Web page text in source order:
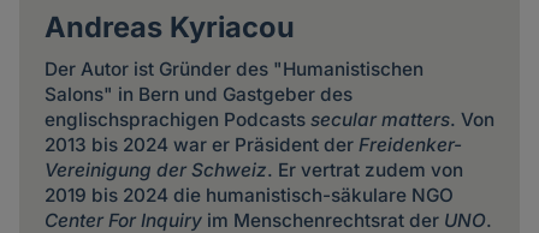
Andreas Kyriacou
Der Autor ist Gründer des "Humanistischen
Salons" in Bern und Gastgeber des
englischsprachigen Podcasts secular matters. Von
2013 bis 2024 war er Präsident der Freidenker-
Vereinigung der Schweiz. Er vertrat zudem von
2019 bis 2024 die humanistisch-säkulare NGO
Center For Inquiryim Menschenrechtsrat der UNO.